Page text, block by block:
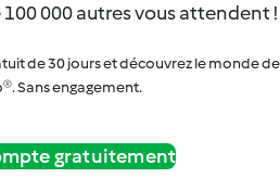
000 autres vous attendent !
de 30 jours et découvrez le monde de
Sans engagement.
gratuitement